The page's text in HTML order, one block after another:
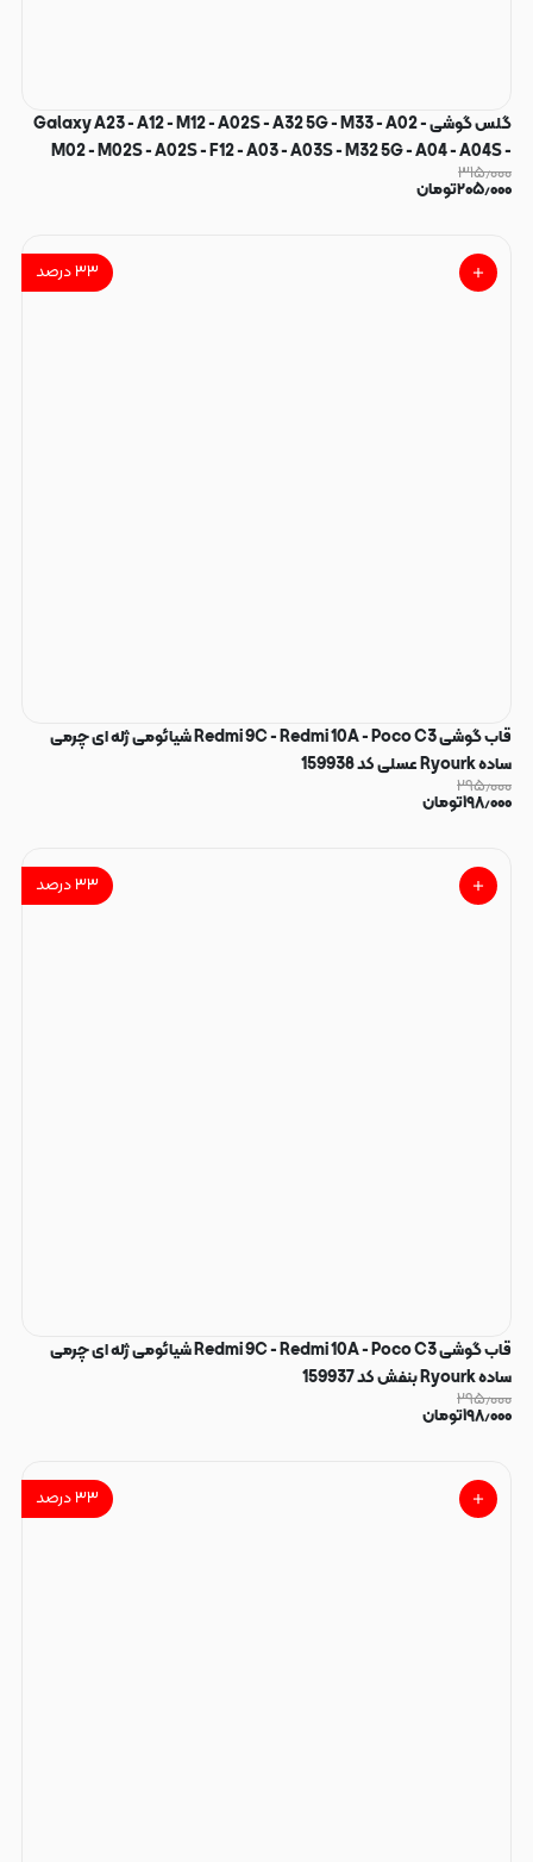
گلس گوشی Galaxy A23 - A12 - M12 - A02S - A32 5G - M33 - A02 -
M02 - M02S - A02S - F12 - A03 - A03S - M32 5G - A04 - A04S -
A04E - M04 - Poco C3 - Poco M4 5G - Poco M5 - Poco C50 -
180009
۳۱۵٫۰۰۰
۲۰۵٫۰۰۰تومان
۳۳درصد
قاب گوشی Redmi 9C - Redmi 10A - Poco C3 شیائومی ژله ای چرمی
ساده Ryourk عسلی کد 159938
۲۹۵٫۰۰۰
۱۹۸٫۰۰۰تومان
۳۳درصد
قاب گوشی Redmi 9C - Redmi 10A - Poco C3 شیائومی ژله ای چرمی
ساده Ryourk بنفش کد 159937
۲۹۵٫۰۰۰
۱۹۸٫۰۰۰تومان
۳۳درصد